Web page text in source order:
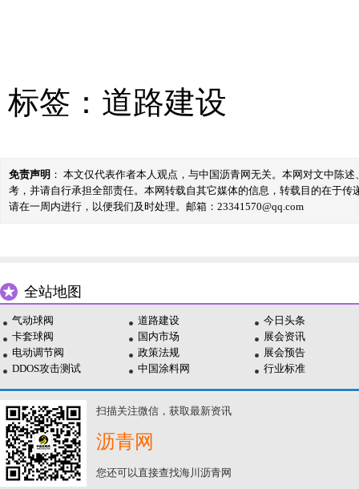
标签： 道路建设
免责声明 ： 本文仅代表作者本人观点，与中国沥青网无关。本网对文中陈
考，并请自行承担全部责任。本网转载自其它媒体的信息，转载目的在于
请在一周内进行，以便我们及时处理。邮箱：23341570@qq.com
全站地图
气动球阀
卡套球阀
电动调节阀
DDOS攻击测试
道路建设
国内市场
政策法规
中国涂料网
今日头条
展会资讯
展会预告
行业标准
扫描关注微信，获取最新资讯
沥青网
您还可以直接查找海川沥青网